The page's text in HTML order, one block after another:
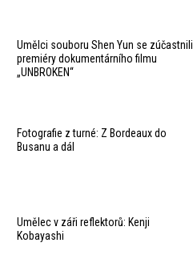
Umělci souboru Shen Yun se zúčastnili
premiéry dokumentárního filmu
„UNBROKEN“
Fotografie z turné: Z Bordeaux do
Busanu a dál
Umělec v záři reflektorů: Kenji
Kobayashi